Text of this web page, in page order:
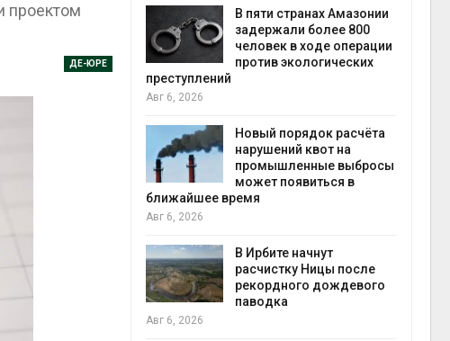
проектом
ДЕ-ЮРЕ
с помощью
лесной
из-за засух,
В пяти странах Амазонии
задержали более 800
человек в ходе операции
против экологических
преступлений
Авг 6, 2026
Новый порядок расчёта
нарушений квот на
промышленные выбросы
может появиться в
ближайшее время
Авг 6, 2026
В Ирбите начнут
расчистку Ницы после
рекордного дождевого
паводка
Авг 6, 2026